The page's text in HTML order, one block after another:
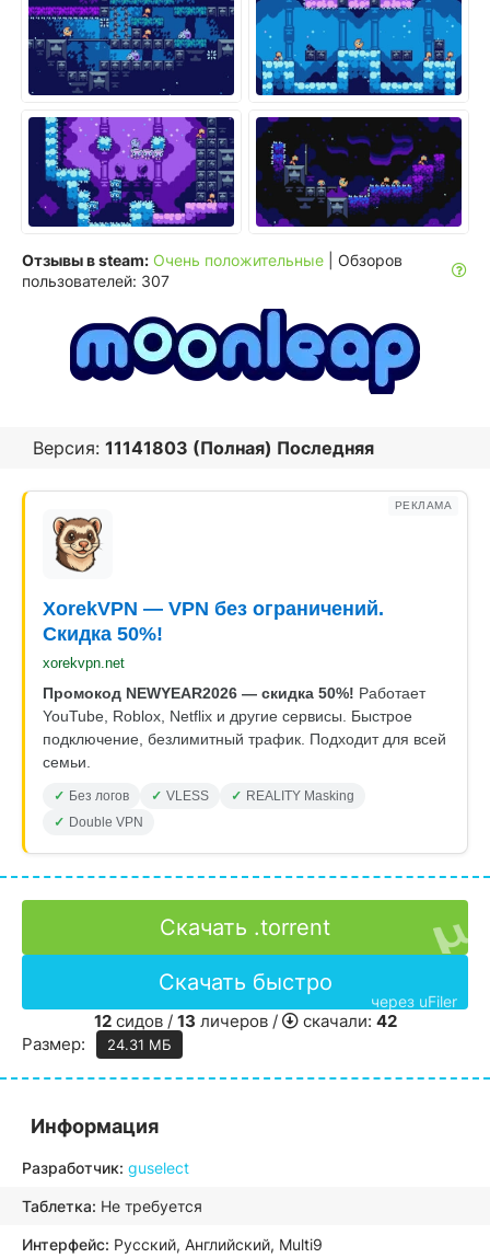
Отзывы в steam: Очень положительные
| Обзоров
пользователей: 307
Версия: 11141803 (Полная) Последняя
РЕКЛАМА
XorekVPN — VPN без ограничений.
Скидка 50%!
xorekvpn.net
Промокод NEWYEAR2026 — скидка 50%! Работает
YouTube, Roblox, Netflix и другие сервисы. Быстрое
подключение, безлимитный трафик. Подходит для всей
семьи.
Без логов VLESS
REALITY Masking
Double VPN
Скачать .torrent
Скачать быстро
через uFiler
12сидов / 13 личеров / скачали: 42
Размер:
24.31 МБ
Информация
Разработчик: guselect
Таблетка: Не требуется
Интерфейс: Русский, Английский, Multi9